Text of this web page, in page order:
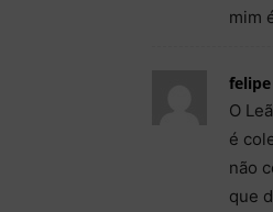
mim
O
é
não
que